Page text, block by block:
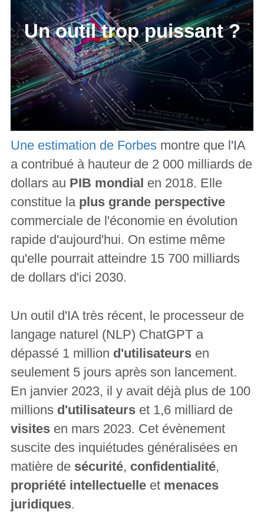
Un outil trop puissant ?
Une estimation de Forbesmontre que l'IA
a contribué à hauteur de 2 000 milliards de
dollars au PIB mondial en 2018. Elle
constitue la plus grande perspective
commerciale de l'économie en évolution
rapide d'aujourd'hui. On estime même
qu'elle pourrait atteindre 15 700 milliards
de dollars d'ici 2030.
Un outil d'IA très récent, le processeur de
langage naturel (NLP) ChatGPT a
dépassé 1 million d'utilisateursen
seulement 5 jours après son lancement.
En janvier 2023, il y avait déjà plus de 100
millions d'utilisateurset 1,6 milliard de
visitesen mars 2023. Cet évènement
suscite des inquiétudes généralisées en
matière de sécurité, confidentialité,
propriété intellectuelleet menaces
juridiques.